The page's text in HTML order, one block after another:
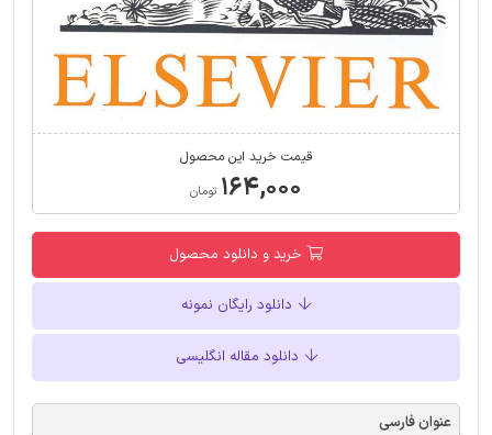
قیمت خرید این محصول
۱۶۴,۰۰۰ تومان
خرید و دانلود محصول
دانلود رایگان نمونه
دانلود مقاله انگلیسی
عنوان فارسی